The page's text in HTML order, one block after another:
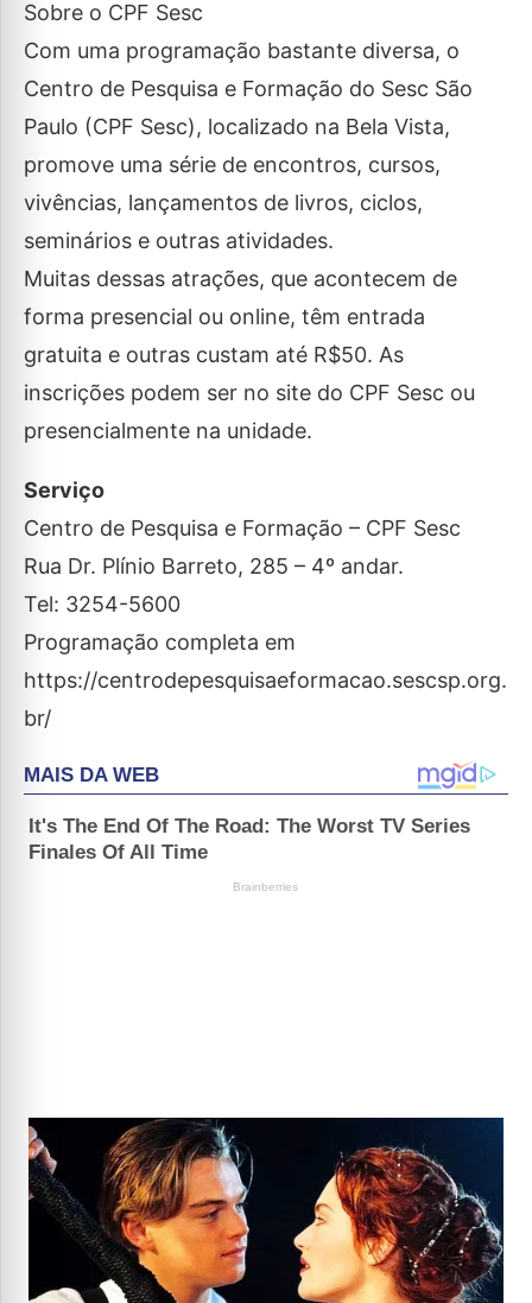
Sobre o CPF Sesc
Com uma programação bastante diversa, o
Centro de Pesquisa e Formação do Sesc São
Paulo (CPF Sesc), localizado na Bela Vista,
promove uma série de encontros, cursos,
vivências, lançamentos de livros, ciclos,
seminários e outras atividades.
Muitas dessas atrações, que acontecem de
forma presencial ou online, têm entrada
gratuita e outras custam até R$50. As
inscrições podem ser no site do CPF Sesc ou
presencialmente na unidade.
Serviço
Centro de Pesquisa e Formação – CPF Sesc
Rua Dr. Plínio Barreto, 285 – 4º andar.
Tel: 3254-5600
Programação completa em
https://centrodepesquisaeformacao.sescsp.org.
br/